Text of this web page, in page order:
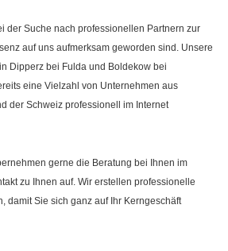
der Suche nach professionellen Partnern zur
auf uns aufmerksam geworden sind. Unsere
Dipperz bei Fulda und Boldekow bei
eine Vielzahl von Unternehmen aus
der Schweiz professionell im Internet
gerne die Beratung bei Ihnen im
zu Ihnen auf. Wir erstellen professionelle
damit Sie sich ganz auf Ihr Kerngeschäft